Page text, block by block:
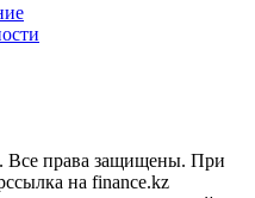
права защищены. При
на finance.kz